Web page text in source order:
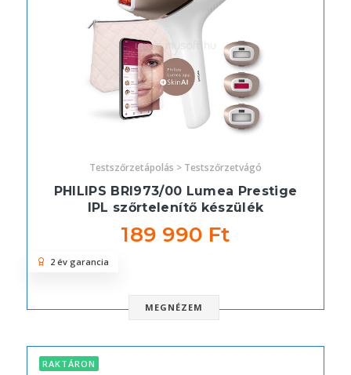
Testszőrzetápolás > Testszőrzetvágó
PHILIPS BRI973/00 Lumea Prestige
IPL szőrtelenítő készülék
189 990 Ft
MEGNÉZEM
2 év garancia
RAKTÁRON